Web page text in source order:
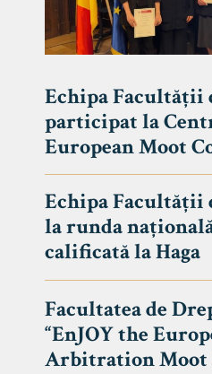
Echipa Facultății
participat la
European Moot
Echipa Facultății
la runda
calificată la Haga
Facultatea de
“EnJOY the
Arbitration Moot